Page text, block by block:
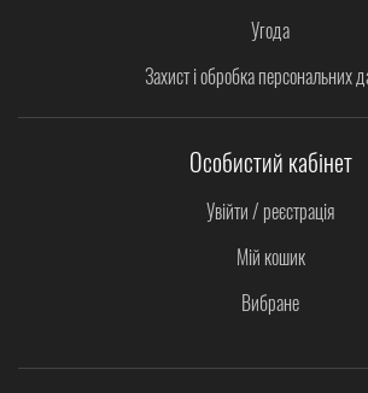
Угода
Захист і обробка персональних
Особистий кабінет
Увійти / реєстрація
Мій кошик
Вибране